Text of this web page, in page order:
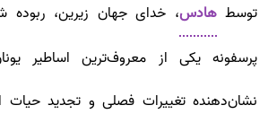
توسط‌هادس، خدای جهان زیرین، ربوده
پرسفونه یکی از معروف‌ترین اساطیر
نشان‌دهنده تغییرات فصلی و تجدید